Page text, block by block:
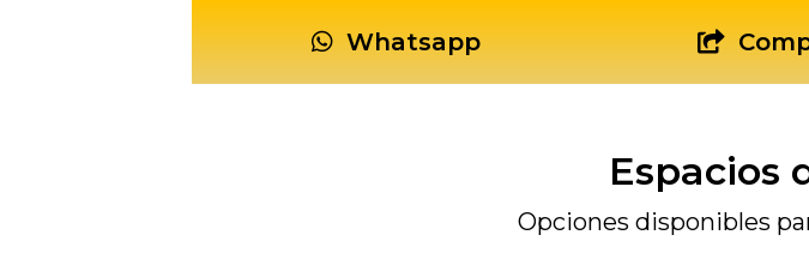
Whatsapp
Espacios
Opciones disponibles